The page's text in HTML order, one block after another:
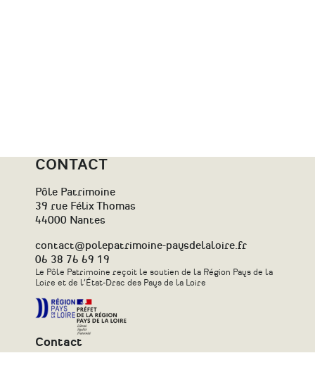
CONTACT
Pôle Patrimoine
39 rue Félix Thomas
44000 Nantes
contact@polepatrimoine-paysdelaloire.fr
06 38 76 69 19
Le Pôle Patrimoine reçoit le soutien de la Région Pays de la
Loire et de l’État-Drac des Pays de la Loire
Contact